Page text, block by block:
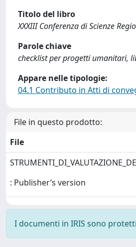
Titolo del libro
XXXIII Conferenza di Scienze
Parole chiave
checklist per progetti umanitari,
Appare nelle tipologie:
04.1 Contributo in Atti di
File in questo prodotto:
File
: Publisher’s version
I documenti in IRIS sono